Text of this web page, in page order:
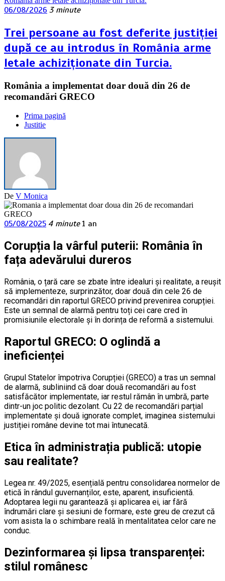
06/08/2026 3 minute
Trei persoane au fost deferite justiției
după ce au introdus în România arme
letale achiziționate din Turcia.
România a implementat doar două din 26 de
recomandări GRECO
Prima pagină
Justitie
De V Monica
05/08/2025 4 minute 1 an
Corupția la vârful puterii: România în
fața adevărului dureros
România, o țară care se zbate între idealuri și realitate, a reușit
să implementeze, surprinzător, doar două din cele 26 de
recomandări din raportul GRECO privind prevenirea corupției.
Este un semnal de alarmă pentru toți cei care cred în
promisiunile electorale și în dorința de reformă a sistemului.
Raportul GRECO: O oglindă a
ineficienței
Grupul Statelor împotriva Corupției (GRECO) a tras un semnal
de alarmă, subliniind că doar două recomandări au fost
satisfăcător implementate, iar restul rămân în umbră, parte
dintr-un joc politic dezolant. Cu 22 de recomandări parțial
implementate și două ignorate complet, imaginea sistemului
justiției române devine tot mai întunecată.
Etica în administrația publică: utopie
sau realitate?
Legea nr. 49/2025, esențială pentru consolidarea normelor de
etică în rândul guvernanților, este, aparent, insuficientă.
Adoptarea legii nu garantează și aplicarea ei, iar fără
îndrumări clare și sesiuni de formare, este greu de crezut că
vom asista la o schimbare reală în mentalitatea celor care ne
conduc.
Dezinformarea și lipsa transparenței:
stilul românesc